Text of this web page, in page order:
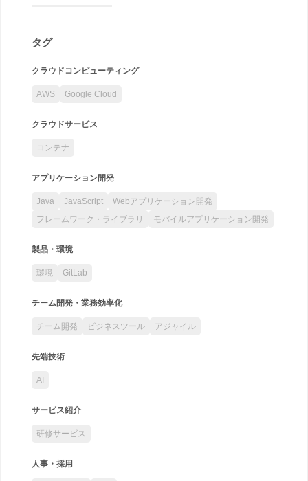
タグ
クラウドコンピューティング
AWS Google Cloud
クラウドサービス
コンテナ
アプリケーション開発
Java JavaScript
Webアプリケーション開発
フレームワーク・ライブラリ
モバイルアプリケーション開発
製品・環境
環境 GitLab
チーム開発・業務効率化
チーム開発 ビジネスツール アジャイル
先端技術
AI
サービス紹介
研修サービス
人事・採用